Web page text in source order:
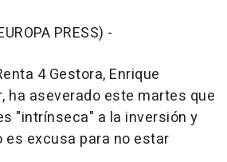
PRESS) -
4 Gestora, Enrique
ha aseverado este martes que
"intrínseca" a la inversión y
es excusa para no estar